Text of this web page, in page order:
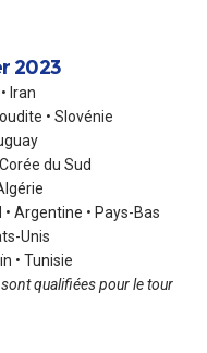
2023
Iran
• Slovénie
du Sud
Argentine • Pays-Bas
Unis
• Tunisie
qualifiées pour le tour